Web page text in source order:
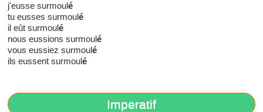
j'eusse surmoulé
tu eusses surmoulé
il eût surmoulé
nous eussions surmoulé
vous eussiez surmoulé
ils eussent surmoulé
Imperatif